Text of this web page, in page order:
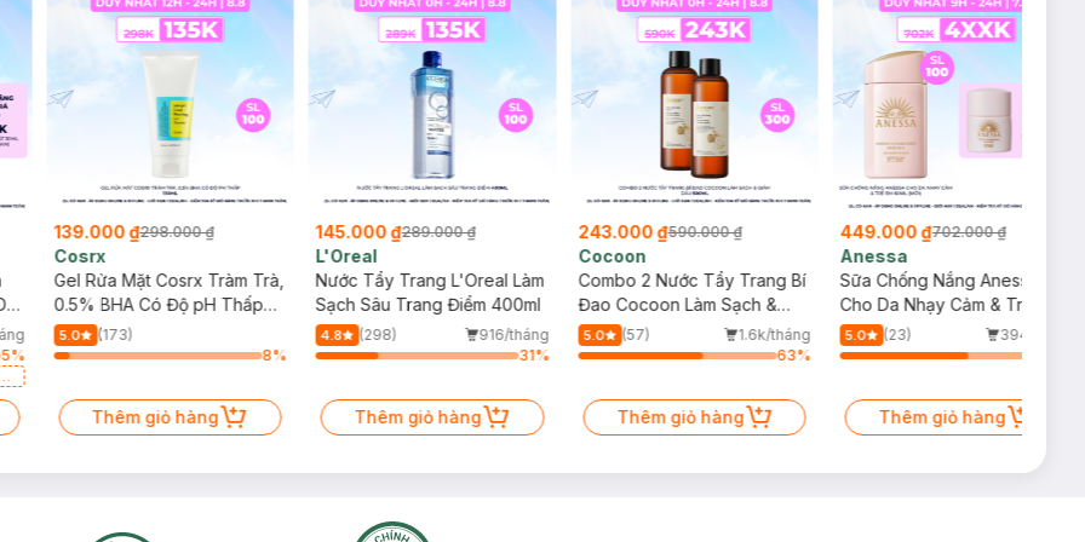
5%
139.000 ₫298.000 ₫
Cosrx
Gel Rửa Mặt Cosrx Tràm Trà,
0.5% BHA Có Độ pH Thấp
150ml
5.0
(173)
8%
Thêm giỏ hàng
145.000 ₫289.000 ₫
L'Oreal
Nước Tẩy Trang L'Oreal Làm
Sạch Sâu Trang Điểm 400ml
4.8 (298)
916/tháng
31%
Thêm giỏ hàng
243.000 ₫590.000 ₫
Cocoon
Combo 2 Nước Tẩy Trang Bí
Đao Cocoon Làm Sạch &
Giảm Dầu 500ml
5.0 (57)
1.6k/tháng
63%
Thêm giỏ hàng
449.000 ₫702.000 ₫
Anessa
Sữa Chống Nắng Anessa
Cho Da Nhạy Cảm & Trẻ Em
60ml (Mới)
5.0 (23)
394/tháng
Thêm giỏ hàng